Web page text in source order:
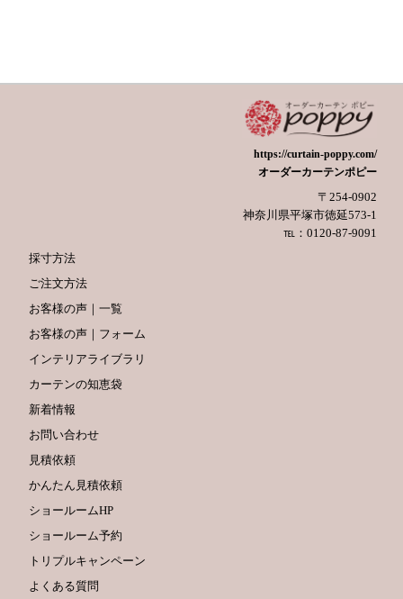
https://curtain-poppy.com/
オーダーカーテンポピー
〒254-0902
神奈川県平塚市徳延573-1
℡：0120-87-9091
採寸方法
ご注文方法
お客様の声｜一覧
お客様の声｜フォーム
インテリアライブラリ
カーテンの知恵袋
新着情報
お問い合わせ
見積依頼
かんたん見積依頼
ショールームHP
ショールーム予約
トリプルキャンペーン
よくある質問